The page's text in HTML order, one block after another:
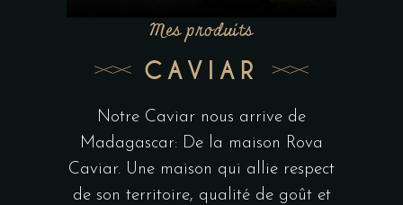
Mes produits
CAVIAR
Notre Caviar nous arrive de
Madagascar: De la maison Rova
Caviar. Une maison qui allie respect
de son territoire, qualité de goût et